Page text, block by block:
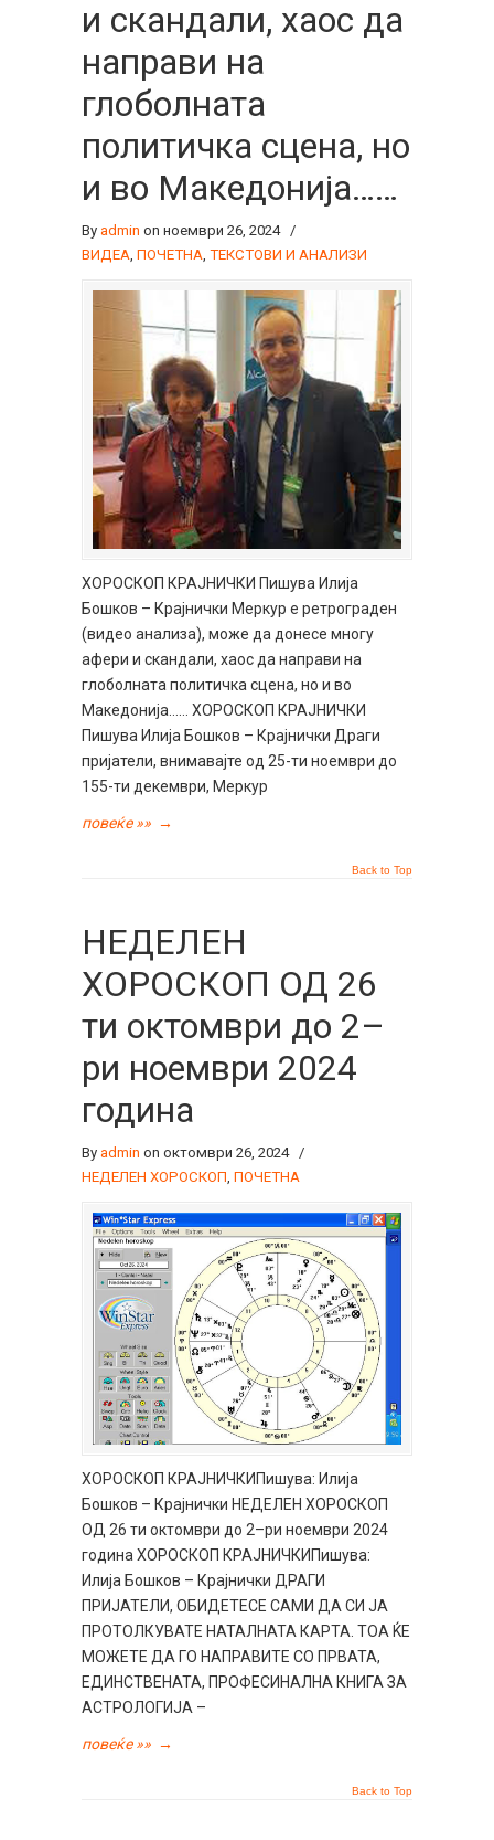
и скандали, хаос да
направи на
глоболната
политичка сцена, но
и во Македонија……
By admin on ноември 26, 2024 /
ВИДЕА, ПОЧЕТНА, ТЕКСТОВИ И АНАЛИЗИ
ХОРОСКОП КРАЈНИЧКИ Пишува Илија
Бошков – Крајнички Меркур е ретрограден
(видео анализа), може да донесе многу
афери и скандали, хаос да направи на
глоболната политичка сцена, но и во
Македонија…… ХОРОСКОП КРАЈНИЧКИ
Пишува Илија Бошков – Крајнички Драги
пријатели, внимавајте од 25-ти ноември до
155-ти декември, Меркур
повеќе »» →
Back to Top
НЕДЕЛЕН
ХОРОСКОП ОД 26
ти октомври до 2–
ри ноември 2024
година
By admin on октомври 26, 2024 /
НЕДЕЛЕН ХОРОСКОП ПОЧЕТНА
ХОРОСКОП КРАЈНИЧКИПишува: Илија
Бошков – Крајнички НЕДЕЛЕН ХОРОСКОП
ОД 26 ти октомври до 2–ри ноември 2024
година ХОРОСКОП КРАЈНИЧКИПишува:
Илија Бошков – Крајнички ДРАГИ
ПРИЈАТЕЛИ, ОБИДЕТЕСЕ САМИ ДА СИ ЈА
ПРОТОЛКУВАТЕ НАТАЛНАТА КАРТА. ТОА ЌЕ
МОЖЕТЕ ДА ГО НАПРАВИТЕ СО ПРВАТА,
ЕДИНСТВЕНАТА, ПРОФЕСИНАЛНА КНИГА ЗА
АСТРОЛОГИЈА –
повеќе »» →
Back to Top